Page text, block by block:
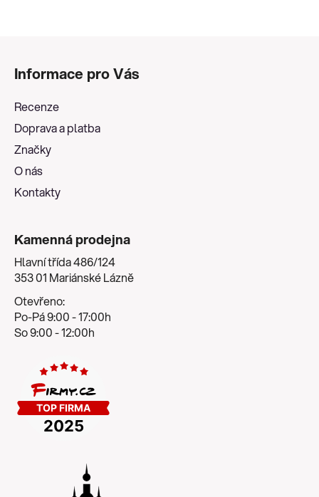
Informace pro Vás
Recenze
Doprava a platba
Značky
O nás
Kontakty
Kamenná prodejna
Hlavní třída 486/124
353 01 Mariánské Lázně
Otevřeno:
Po-Pá 9:00 - 17:00h
So 9:00 - 12:00h